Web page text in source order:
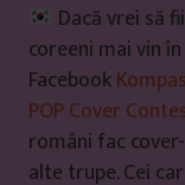
Dacă vrei să
coreeni mai vin
Facebook
POP Cover
români fac
alte trupe. Cei